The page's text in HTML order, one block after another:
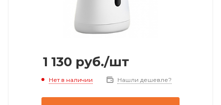
1 130 руб./шт
Нет в наличии Нашли дешевле?